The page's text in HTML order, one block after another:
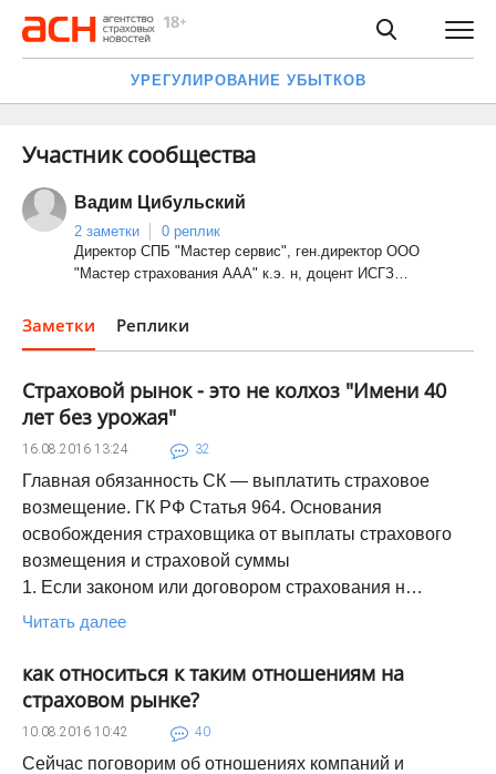
УРЕГУЛИРОВАНИЕ УБЫТКОВ
Участник сообщества
Вадим Цибульский
2 заметки
0 реплик
Директор СПБ "Мастер сервис", ген.директор ООО
"Мастер страхования ААА" к.э. н, доцент ИСГЗ…
Заметки Реплики
Страховой рынок - это не колхоз "Имени 40
лет без урожая"
16.08.2016 13:24 32
Главная обязанность СК — выплатить страховое
возмещение. ГК РФ Статья 964. Основания
освобождения страховщика от выплаты страхового
возмещения и страховой суммы
1. Если законом или договором страхования н…
Читать далее
как относиться к таким отношениям на
страховом рынке?
10.08.2016 10:42 40
Сейчас поговорим об отношениях компаний и